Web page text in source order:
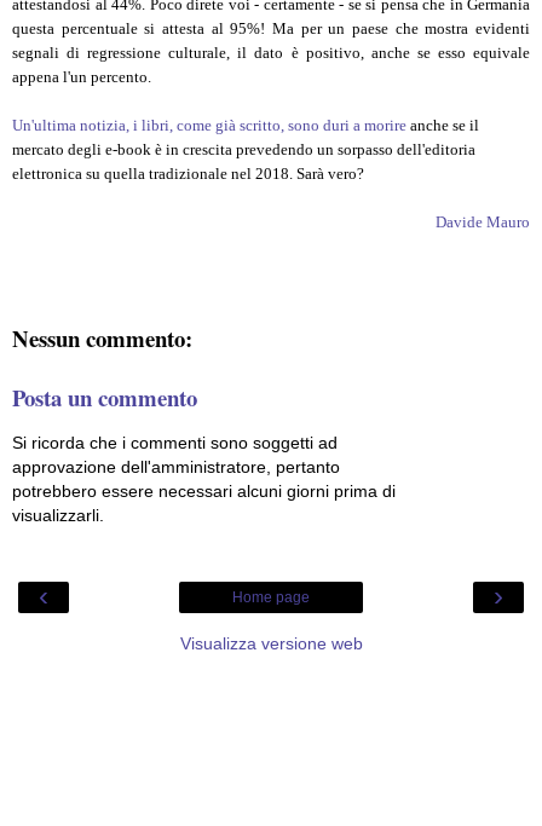
attestandosi al 44%. Poco direte voi - certamente - se si pensa che in Germania
questa percentuale si attesta al 95%! Ma per un paese che mostra evidenti
segnali di regressione culturale, il dato è positivo, anche se esso equivale
appena l'un percento.
Un'ultima notizia, i libri, come già scritto, sono duri a morire anche se il
mercato degli e-book è in crescita prevedendo un sorpasso dell'editoria
elettronica su quella tradizionale nel 2018. Sarà vero?
Davide Mauro
Nessun commento:
Posta un commento
Si ricorda che i commenti sono soggetti ad
approvazione dell'amministratore, pertanto
potrebbero essere necessari alcuni giorni prima di
visualizzarli.
‹ ›
Home page
Visualizza versione web